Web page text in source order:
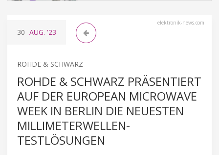
elektronik-news.com
30 AUG. '23
ROHDE & SCHWARZ
ROHDE & SCHWARZ PRÄSENTIERT
AUF DER EUROPEAN MICROWAVE
WEEK IN BERLIN DIE NEUESTEN
MILLIMETERWELLEN-
TESTLÖSUNGEN